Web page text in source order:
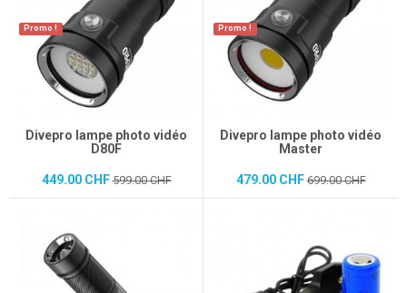
Promo !
Divepro lampe photo vidéo
D80F
449.00 CHF599.00 CHF
Promo !
Divepro lampe photo vidéo
Master
479.00 CHF699.00 CHF